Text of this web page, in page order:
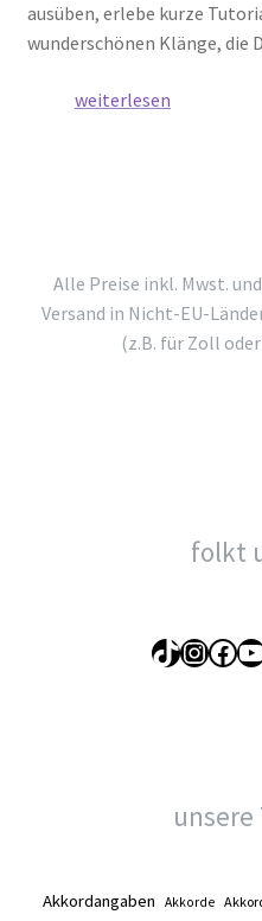
ausüben, erlebe kurze
wunderschönen Klänge, die
Folkt
Der
Verlag
weiterlesen
Alle Preise inkl. Mwst.
Versand in Nicht-EU-
(z.B. für Zoll
folkt
TikTok
unsere
Akkordangaben Akkorde